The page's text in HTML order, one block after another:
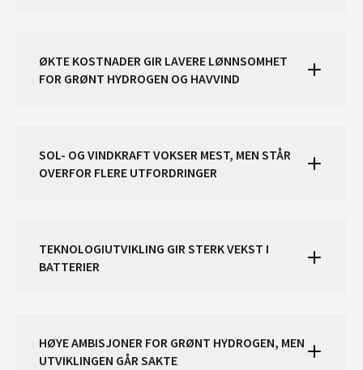
ØKTE KOSTNADER GIR LAVERE LØNNSOMHET
FOR GRØNT HYDROGEN OG HAVVIND
SOL- OG VINDKRAFT VOKSER MEST, MEN STÅR
OVERFOR FLERE UTFORDRINGER
TEKNOLOGIUTVIKLING GIR STERK VEKST I
BATTERIER
HØYE AMBISJONER FOR GRØNT HYDROGEN, MEN
UTVIKLINGEN GÅR SAKTE